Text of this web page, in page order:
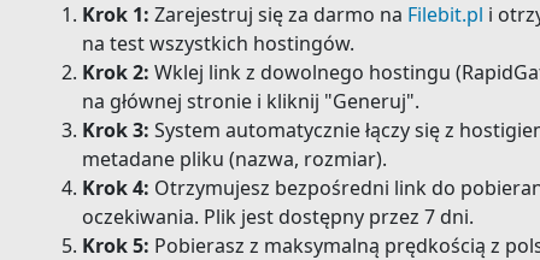
Krok 1: Zarejestruj się za darmo na Filebit.pl i
na test wszystkich hostingów.
Krok 2: Wklej link z dowolnego hostingu
na głównej stronie i kliknij "Generuj".
Krok 3: System automatycznie łączy się z
metadane pliku (nazwa, rozmiar).
Krok 4: Otrzymujesz bezpośredni link do
oczekiwania. Plik jest dostępny przez 7 dni.
Krok 5: Pobierasz z maksymalną prędkością z